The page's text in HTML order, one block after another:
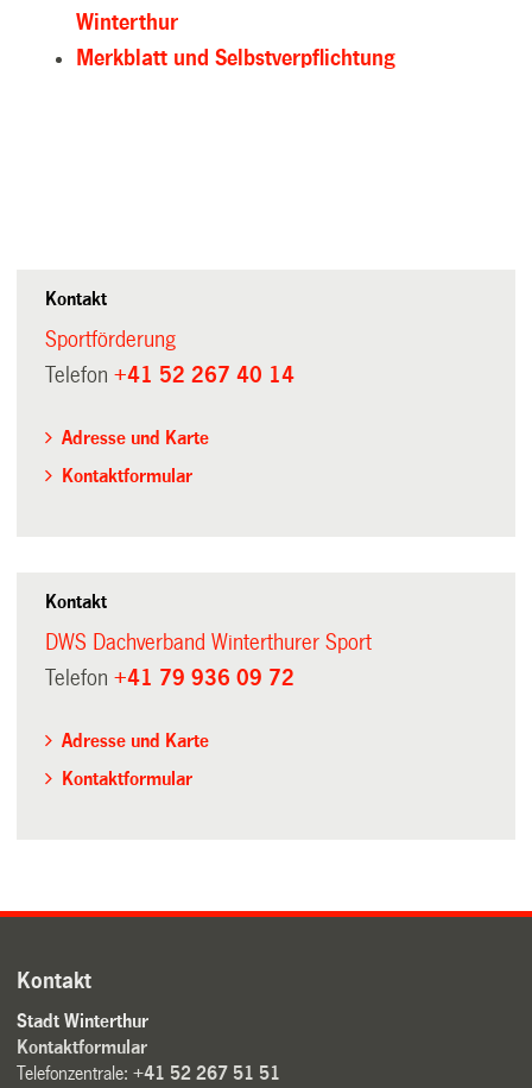
Winterthur
Merkblatt und Selbstverpflichtung
Kontakt
Sportförderung
Telefon+41 52 267 40 14
Adresse und Karte
Kontaktformular
Kontakt
DWS Dachverband Winterthurer Sport
Telefon+41 79 936 09 72
Adresse und Karte
Kontaktformular
Kontakt
Stadt Winterthur
Kontaktformular
Telefonzentrale:+41 52 267 51 51